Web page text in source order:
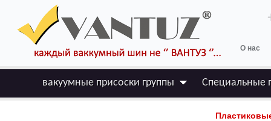
О нас
вакуумные присоски группы Специальные